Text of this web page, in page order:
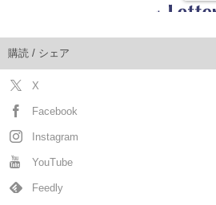
購読 / シェア
X
Facebook
Instagram
YouTube
Feedly